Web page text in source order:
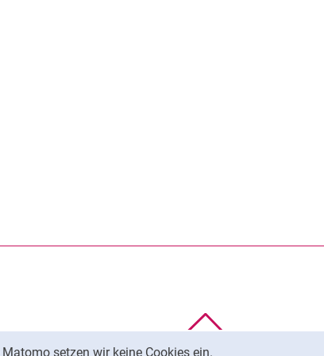
setzen wir keine Cookies ein.